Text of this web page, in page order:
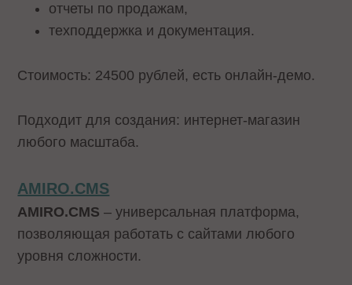
отчеты по продажам,
техподдержка и документация.
Стоимость: 24500 рублей, есть онлайн-демо.
Подходит для создания: интернет-магазин
любого масштаба.
AMIRO.CMS
AMIRO.CMS – универсальная платформа,
позволяющая работать с сайтами любого
уровня сложности.